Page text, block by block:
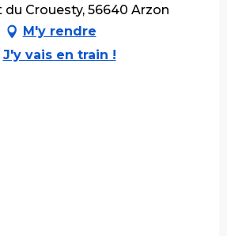
du Crouesty, 56640 Arzon
M'y rendre
J'y vais en train !